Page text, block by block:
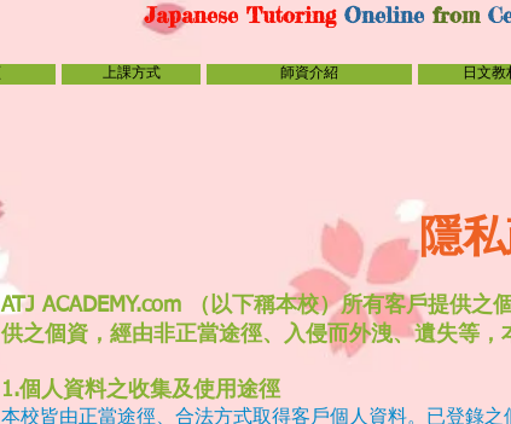
Japanese Tutoring Onelinefrom C
上課方式 師資介紹 日文教
隱
ATJ ACADEMY.com （以下稱本校）所有客戶提供
供之個資，經由非正當途徑、入侵而外洩、遺失等，
1.個人資料之收集及使用途徑
本校皆由正當途徑、合法方式取得客戶個人資料。已登錄